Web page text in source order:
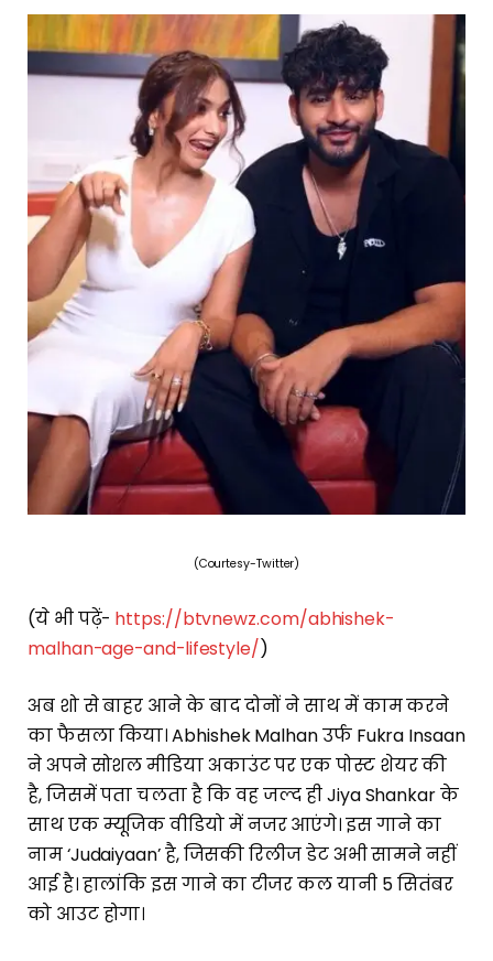
(Courtesy-Twitter)
(ये भी पढ़ें- https://btvnewz.com/abhishek-
malhan-age-and-lifestyle/)
अब शो से बाहर आने के बाद दोनों ने साथ में काम करने
का फैसला किया। Abhishek Malhan उर्फ Fukra Insaan
ने अपने सोशल मीडिया अकाउंट पर एक पोस्ट शेयर की
है, जिसमें पता चलता है कि वह जल्द ही Jiya Shankar के
साथ एक म्यूजिक वीडियो में नजर आएंगे। इस गाने का
नाम ‘Judaiyaan’ है, जिसकी रिलीज डेट अभी सामने नहीं
आई है। हालांकि इस गाने का टीजर कल यानी 5 सितंबर
को आउट होगा।